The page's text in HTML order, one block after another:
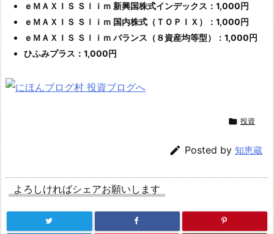
ｅＭＡＸＩＳ Ｓｌｉｍ 新興国株式インデックス：1,000円
ｅＭＡＸＩＳ Ｓｌｉｍ 国内株式（ＴＯＰＩＸ）：1,000円
ｅＭＡＸＩＳ Ｓｌｉｍ バランス（８資産均等型）：1,000円
ひふみプラス：1,000円
 投資
 Posted by 知恵蔵
よろしければシェアお願いします